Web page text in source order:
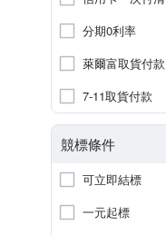
分期0利率
萊爾富取貨付款
7-11取貨付款
競標條件
可立即結標
一元起標